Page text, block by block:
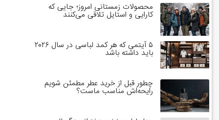
محصولات زمستانی امروز؛ جایی که
کارایی و استایل تلاقی می‌کنند
۵ آیتمی که هر کمد لباسی در سال ۲۰۲۶
باید داشته باشد
چطور قبل از خرید عطر مطمئن شویم
رایحه‌اش مناسب ماست؟